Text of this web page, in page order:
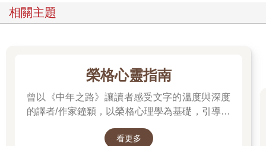
相關主題
榮格心靈指南
曾以《中年之路》讓讀者感受文字的溫度與深度
的譯者/作家鐘穎，以榮格心理學為基礎，引導你
間，你是否忘了真正的自己？文字溫柔卻不逃避
看更多